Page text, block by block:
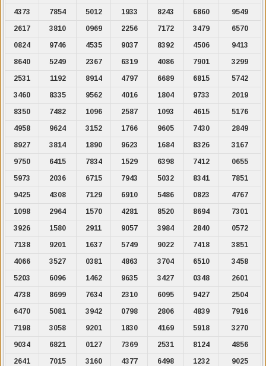
4373
7854 5012 1933 8243 6860
9549
2617
3810 0969 2256 7172 3479
6570
0824
9746 4535 9037 8392 4506
9413
8640
5249 2367 6319 4086 7901
3299
2531
1192 8914 4797 6689 6815
5742
3460
8335 9562 4016 1804 9733
2019
8350
7482 1096 2587 1093 4615
5176
4958
9624 3152 1766 9605 7430
2849
8927
3814 1890 9623 1684 8326
3167
9750
6415 7834 1529 6398 7412
0655
5973
2036 6715 7943 5032 8341
7851
9425
4308 7129 6910 5486 0823
4767
1098
2964 1570 4281 8520 8694
7301
3926
1580 2911 9057 3984 2840
0572
7138
9201 1637 5749 9022 7418
3851
4066
3527 0381 4863 3704 6510
3458
5203
6096 1462 9635 3427 0348
2601
4738
8699 7634 2310 6095 9427
2504
6470
5081 3942 0798 2806 4839
7916
7198
3058 9201 1830 4169 5918
3270
9034
6821 0127 7369 2531 8124
4856
2641
7015 3160 4377 6498 1232
9025